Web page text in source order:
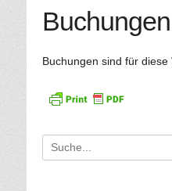
Buchungen
Buchungen sind für diese
Suche
für: